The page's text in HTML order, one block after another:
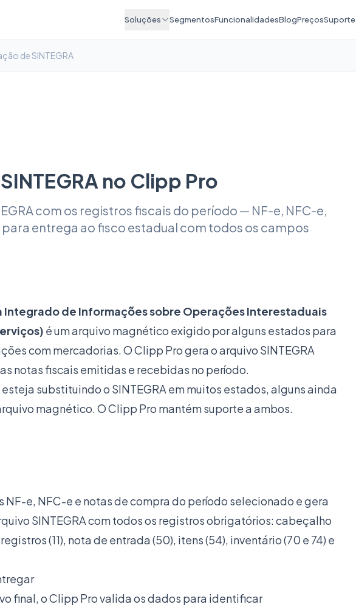
Soluções SegmentosFuncionalidadesBlogPreçosSuporte
de SINTEGRA
no Clipp Pro
com os registros fiscais do período — NF-e, NFC-e,
entrega ao fisco estadual com todos os campos
Integrado de Informações sobre Operações Interestaduais
é um arquivo magnético exigido por alguns estados para
com mercadorias. O Clipp Pro gera o arquivo SINTEGRA
notas fiscais emitidas e recebidas no período.
esteja substituindo o SINTEGRA em muitos estados, alguns ainda
magnético. O Clipp Pro mantém suporte a ambos.
NF-e, NFC-e e notas de compra do período selecionado e gera
SINTEGRA com todos os registros obrigatórios: cabeçalho
(11), nota de entrada (50), itens (54), inventário (70 e 74) e
final, o Clipp Pro valida os dados para identificar